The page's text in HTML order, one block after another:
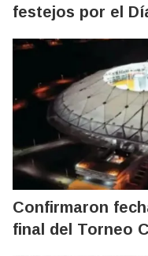
festejos por el
Confirmaron
final del Torneo